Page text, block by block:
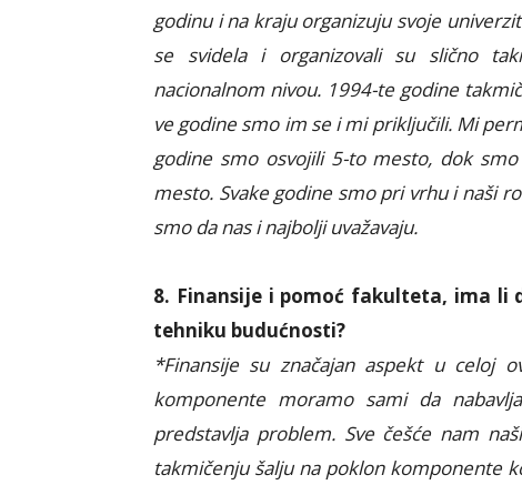
godinu i na kraju organizuju svoje
se svidela i organizovali su slično
nacionalnom nivou. 1994-te godine
ve godine smo im se i mi priključili. Mi
godine smo osvojili 5-to mesto, dok
mesto. Svake godine smo pri vrhu i naši
smo da nas i najbolji uvažavaju.
8. Finansije i pomoć fakulteta, ima li
tehniku budućnosti?
*Finansije su značajan aspekt u celoj
komponente moramo sami da
predstavlja problem. Sve češće nam
takmičenju šalju na poklon komponente